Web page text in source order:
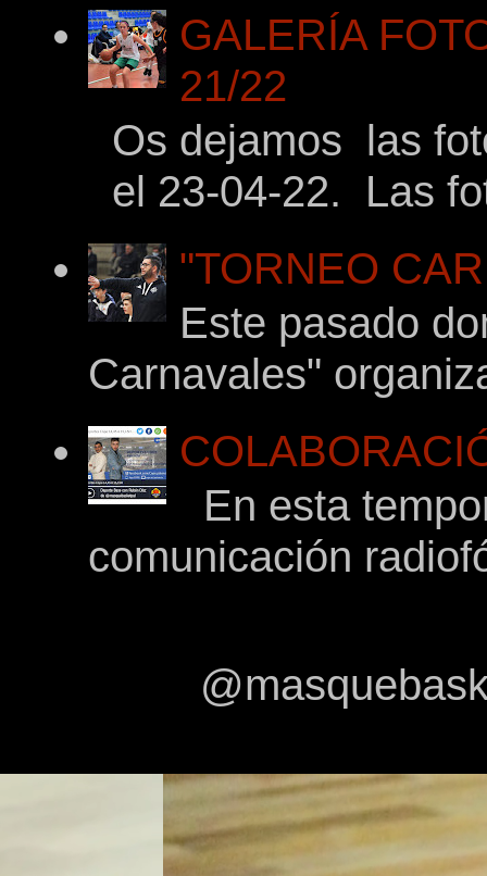
GALERÍA
21/22
Os dejamos las
el 23-04-22. Las
"TORNEO
Este pasado
Carnavales"
En esta
comunicación